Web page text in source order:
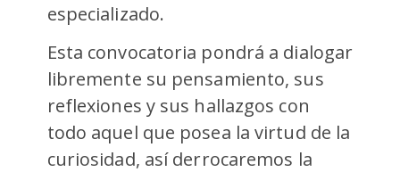
especializado.
Esta convocatoria pondrá a dialogar
libremente su pensamiento, sus
reflexiones y sus hallazgos con
todo aquel que posea la virtud de la
curiosidad, así derrocaremos la